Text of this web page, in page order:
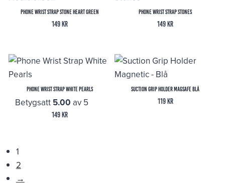
Phone Wrist Strap Stone Heart Green
149 kr
Phone Wrist Strap Stones
149 kr
Phone Wrist Strap White Pearls
Betygsatt 5.00 av 5
149 kr
Suction Grip Holder MagSafe Blå
119 kr
1
2
→